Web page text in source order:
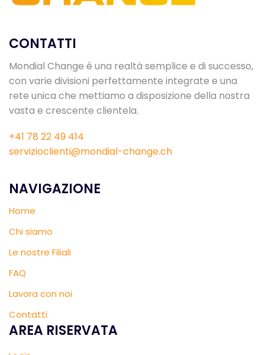
CONTATTI
Mondial Change è una realtà semplice e di successo,
con varie divisioni perfettamente integrate e una
rete unica che mettiamo a disposizione della nostra
vasta e crescente clientela.
+41 78 22 49 414
servizioclienti@mondial-change.ch
NAVIGAZIONE
Home
Chi siamo
Le nostre Filiali
FAQ
Lavora con noi
Contatti
AREA RISERVATA